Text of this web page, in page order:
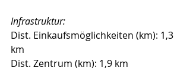
Infrastruktur:
Dist. Einkaufsmöglichkeiten (km): 1,3
km
Dist. Zentrum (km): 1,9 km